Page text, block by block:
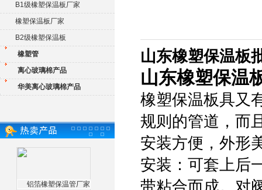
B1级橡塑保温板厂家
橡塑保温板厂家
B2级橡塑保温板
橡塑管
离心玻璃棉产品
华美离心玻璃棉产品
山东橡塑保温板
山东橡塑保温
橡塑保温板具又
规则的管道，而
安装方便，外形
安装：可套上后
带粘合而成。对